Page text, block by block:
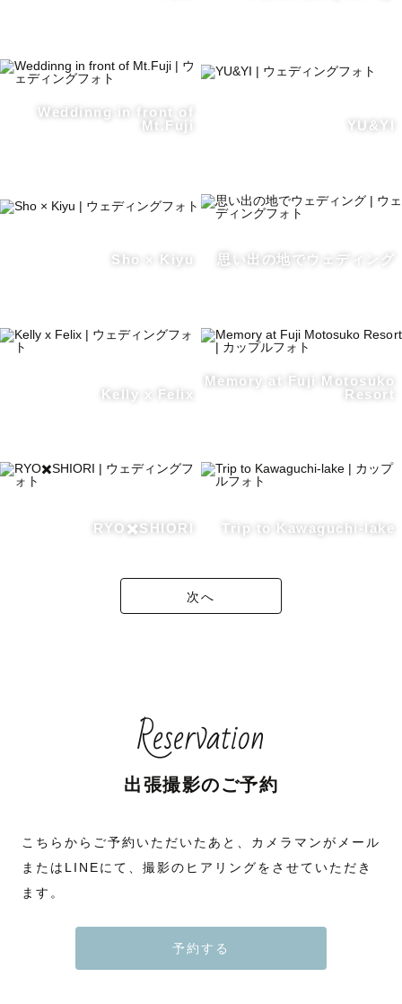
Weddinng in front of
Mt.Fuji
YU&YI
Sho × Kiyu 思い出の地でウェディング
Kelly x Felix
Memory at Fuji Motosuko
Resort
RYO✖️SHIORI Trip to Kawaguchi-lake
次へ
Reservation
出張撮影のご予約
こちらからご予約いただいたあと、カメラマンがメール
またはLINEにて、撮影のヒアリングをさせていただき
ます。
予約する